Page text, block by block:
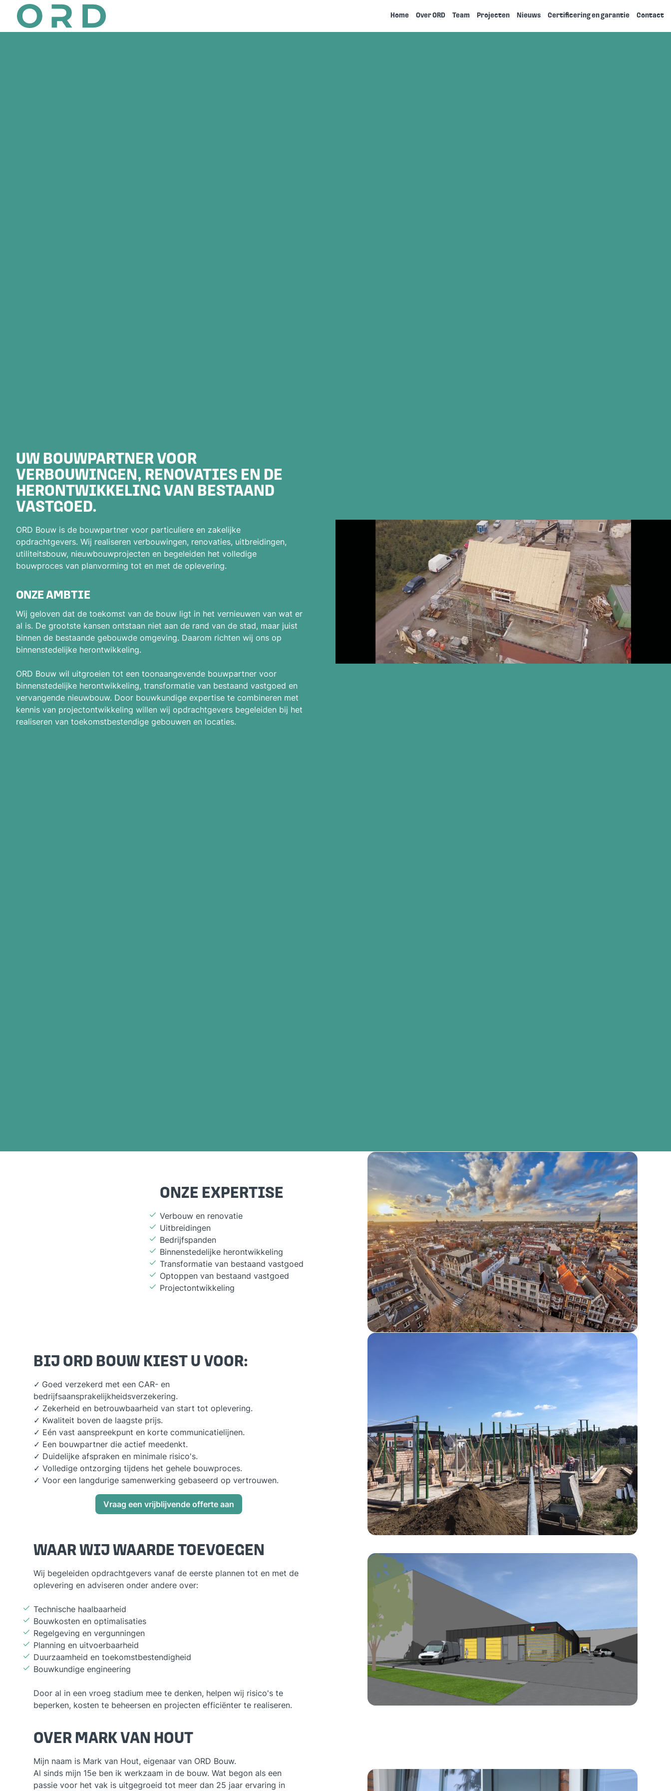
Home Over ORD Team Projecten Nieuws Certificering en garantie Contact
UW BOUWPARTNER VOOR
VERBOUWINGEN, RENOVATIES EN DE
HERONTWIKKELING VAN BESTAAND
VASTGOED.
ORD Bouw is de bouwpartner voor particuliere en zakelijke
opdrachtgevers. Wij realiseren verbouwingen, renovaties, uitbreidingen,
utiliteitsbouw, nieuwbouwprojecten en begeleiden het volledige
bouwproces van planvorming tot en met de oplevering.
ONZE AMBTIE
Wij geloven dat de toekomst van de bouw ligt in het vernieuwen van wat er
al is. De grootste kansen ontstaan niet aan de rand van de stad, maar juist
binnen de bestaande gebouwde omgeving. Daarom richten wij ons op
binnenstedelijke herontwikkeling.
ORD Bouw wil uitgroeien tot een toonaangevende bouwpartner voor
binnenstedelijke herontwikkeling, transformatie van bestaand vastgoed en
vervangende nieuwbouw. Door bouwkundige expertise te combineren met
kennis van projectontwikkeling willen wij opdrachtgevers begeleiden bij het
realiseren van toekomstbestendige gebouwen en locaties.
ONZE EXPERTISE
Verbouw en renovatie
Uitbreidingen
Bedrijfspanden
Binnenstedelijke herontwikkeling
Transformatie van bestaand vastgoed
Optoppen van bestaand vastgoed
Projectontwikkeling
BIJ ORD BOUW KIEST U VOOR:
✓ Goed verzekerd met een CAR- en
bedrijfsaansprakelijkheidsverzekering.
✓ Zekerheid en betrouwbaarheid van start tot oplevering.
✓ Kwaliteit boven de laagste prijs.
✓ Eén vast aanspreekpunt en korte communicatielijnen.
✓ Een bouwpartner die actief meedenkt.
✓ Duidelijke afspraken en minimale risico's.
✓ Volledige ontzorging tijdens het gehele bouwproces.
✓ Voor een langdurige samenwerking gebaseerd op vertrouwen.
Vraag een vrijblijvende offerte aan
WAAR WIJ WAARDE TOEVOEGEN
Wij begeleiden opdrachtgevers vanaf de eerste plannen tot en met de
oplevering en adviseren onder andere over:
Technische haalbaarheid
Bouwkosten en optimalisaties
Regelgeving en vergunningen
Planning en uitvoerbaarheid
Duurzaamheid en toekomstbestendigheid
Bouwkundige engineering
Door al in een vroeg stadium mee te denken, helpen wij risico's te
beperken, kosten te beheersen en projecten efficiënter te realiseren.
OVER MARK VAN HOUT
Mijn naam is Mark van Hout, eigenaar van ORD Bouw.
Al sinds mijn 15e ben ik werkzaam in de bouw. Wat begon als een
passie voor het vak is uitgegroeid tot meer dan 25 jaar ervaring in